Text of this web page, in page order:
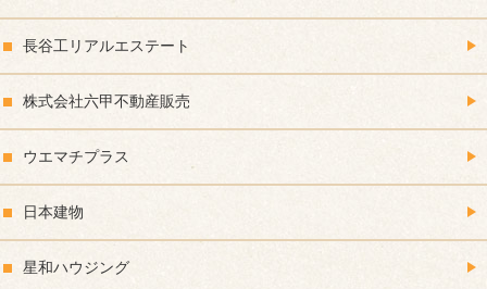
長谷工リアルエステート
株式会社六甲不動産販売
ウエマチプラス
日本建物
星和ハウジング